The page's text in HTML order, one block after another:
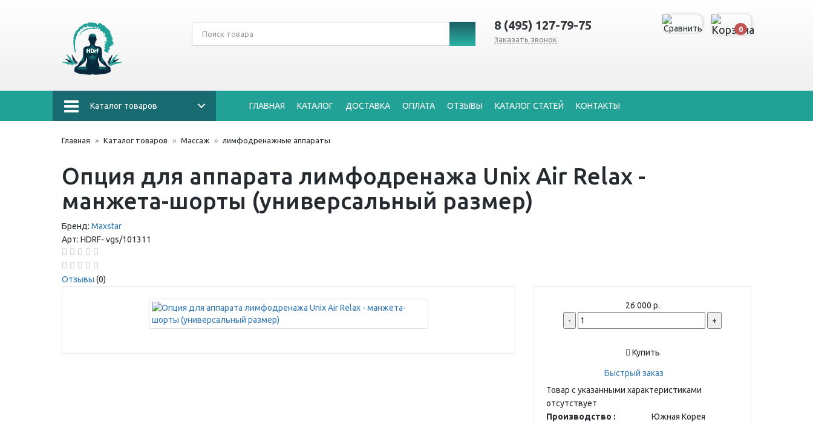
8 (495) 127-79-75
Заказать звонок
0
Каталог товаров ГЛАВНАЯ КАТАЛОГ ДОСТАВКА ОПЛАТА ОТЗЫВЫ КАТАЛОГ СТАТЕЙ КОНТАКТЫ
Главная Каталог товаров Массаж лимфодренажные аппараты
Опция для аппарата лимфодренажа Unix Air Relax -
манжета-шорты (универсальный размер)
Бренд: Maxstar
Арт: HDRF- vgs/101311
Отзывы (0)
26 000 р.
-
+
Купить
Быстрый заказ
Товар с указанными характеристиками
отсутствует
Производство :
Южная Корея